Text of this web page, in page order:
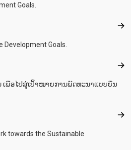
Goals.
Development Goals.
ດຳ
ເພື່ອໄປສູ່ເປົ້າໝາຍການພັດທະນາແບບຍືນ
ເລື່
towards the Sustainable